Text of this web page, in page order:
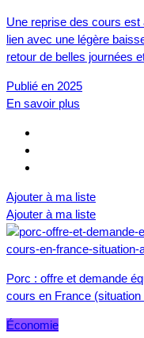
Une reprise des cours
lien avec une légère
retour de belles journées
Publié en 2025
En savoir plus
Ajouter à ma liste
Ajouter à ma liste
Porc : offre et demande
cours en France
Économie